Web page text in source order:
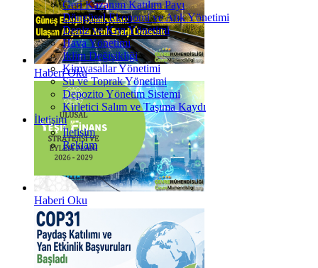
Haberi Oku
Haberi Oku
Geri Kazanım Katılım Payı
Döngüsel Ekonomi ve Atık Yönetimi
Deniz ve Kıyı Yönetimi
Hava Yönetimi
İklim Değişikliği
Kimyasallar Yönetimi
Su ve Toprak Yönetimi
Depozito Yönetim Sistemi
Kirletici Salım ve Taşıma Kaydı
İletişim
İletişim
Reklam